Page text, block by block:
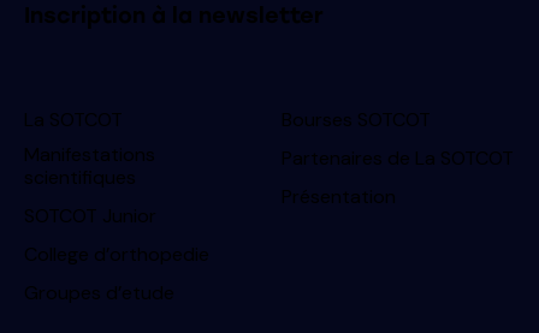
Inscription à la newsletter
La SOTCOT
Manifestations
scientifiques
SOTCOT Junior
College d’orthopedie
Groupes d’etude
Bourses SOTCOT
Partenaires de La SOTCOT
Présentation